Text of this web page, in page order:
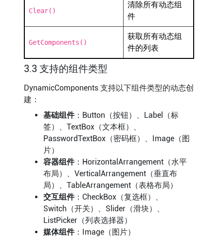
Clear()
清除所有动态组
件
GetComponents()
获取所有动态组
件的列表
3.3 支持的组件类型
DynamicComponents 支持以下组件类型的动态创
建：
基础组件：Button（按钮）、Label（标
签）、TextBox（文本框）、
PasswordTextBox（密码框）、Image（图
片）
容器组件：HorizontalArrangement（水平
布局）、VerticalArrangement（垂直布
局）、TableArrangement（表格布局）
交互组件：CheckBox（复选框）、
Switch（开关）、Slider（滑块）、
ListPicker（列表选择器）
媒体组件：Image（图片）